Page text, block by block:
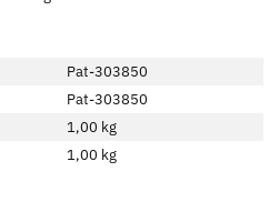
Pat-303850
Pat-303850
1,00 kg
1,00 kg